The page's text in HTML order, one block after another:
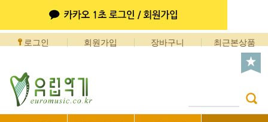
로그인 회원가입 장바구니 최근본상품